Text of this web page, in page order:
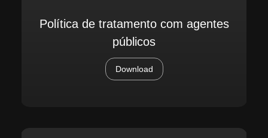
Política de tratamento com agentes
públicos
Download